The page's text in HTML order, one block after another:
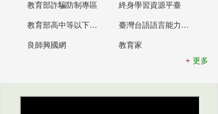
教育部詐騙防制專區 終身學習資源平臺
教育部高中等以下學校及幼兒園教師資格檢定考試 臺灣台語語言能力認證網站
良師興國網
教育家
更多